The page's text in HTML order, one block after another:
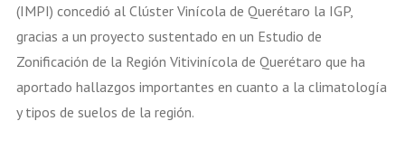
(IMPI) concedió al Clúster Vinícola de Querétaro la IGP,
gracias a un proyecto sustentado en un Estudio de
Zonificación de la Región Vitivinícola de Querétaro que ha
aportado hallazgos importantes en cuanto a la climatología
y tipos de suelos de la región.